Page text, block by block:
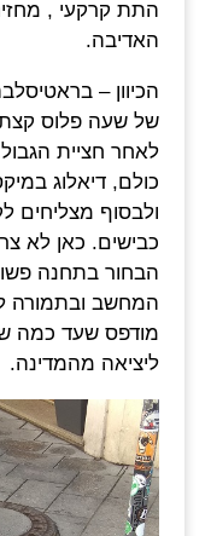
התת קרקעי ,
האדיבה.
הכיוון –
של שעה פלוס
לאחר חציית
כולם, דיאלוג
ולבסוף מצליחים
כבישים. כאן לא
הבחור בתחנה
מודפס שעד כמה
ליציאה מהמדינה.